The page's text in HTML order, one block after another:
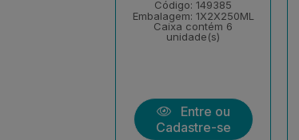
Código: 149385
Embalagem: 1X2X250ML
Caixa contém 6
unidade(s)
Entre ou
Cadastre-se